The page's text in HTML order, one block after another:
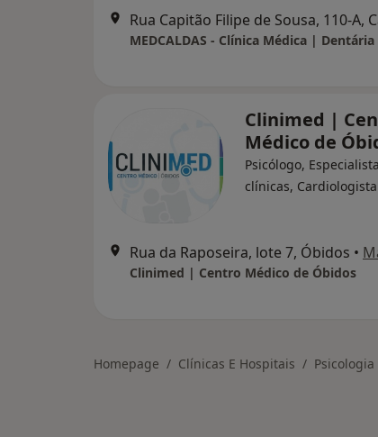
MEDCALDAS - Clínica Médica | Dentária
Clinimed |
Médico de
Psicólogo,
clínicas, Cardiologista
Rua da Raposeira, lote 7, Óbidos •
Clinimed | Centro Médico de Óbidos
Homepage Clínicas E Hospitais Psicologia